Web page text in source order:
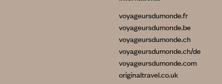
voyageursdumonde.fr
voyageursdumonde.be
voyageursdumonde.ch
voyageursdumonde.ch/de
voyageursdumonde.com
originaltravel.co.uk